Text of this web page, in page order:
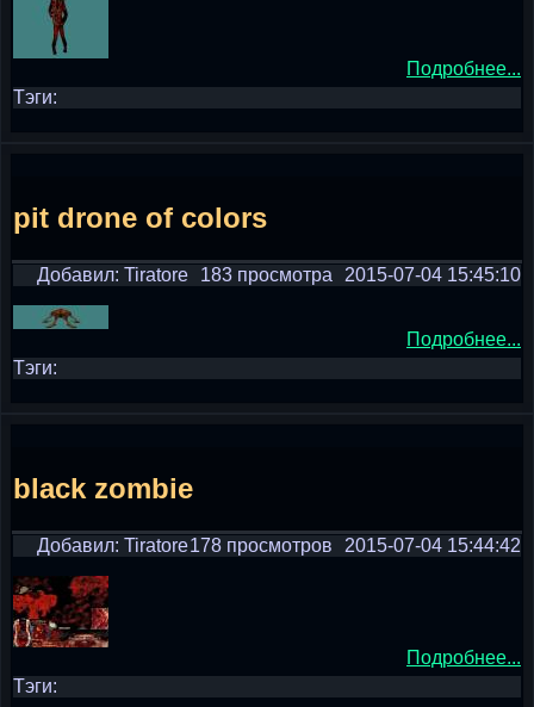
Подробнее...
Тэги:
pit drone of colors
Добавил: Tiratore 2015-07-04 15:45:10
183 просмотра
Подробнее...
Тэги:
black zombie
Добавил: Tiratore 2015-07-04 15:44:42
178 просмотров
Подробнее...
Тэги: